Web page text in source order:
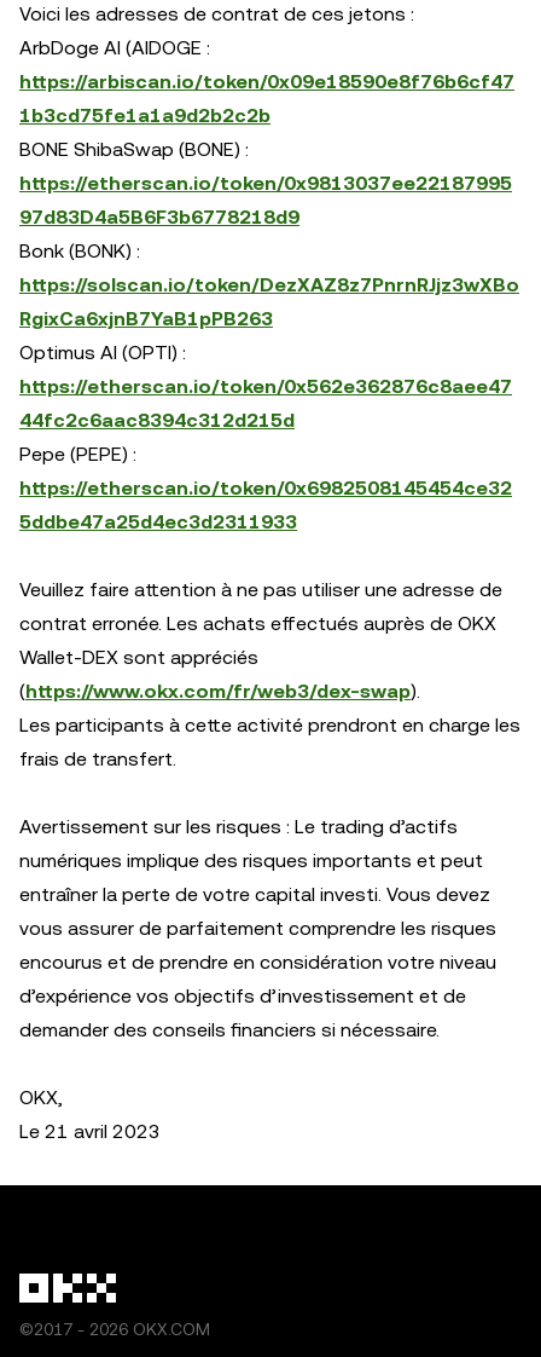
Voici les adresses de contrat de ces jetons :
ArbDoge AI (AIDOGE :
https://arbiscan.io/token/0x09e18590e8f76b6cf47
1b3cd75fe1a1a9d2b2c2b
BONE ShibaSwap (BONE) :
https://etherscan.io/token/0x9813037ee22187995
97d83D4a5B6F3b6778218d9
Bonk (BONK) :
https://solscan.io/token/DezXAZ8z7PnrnRJjz3wXBo
RgixCa6xjnB7YaB1pPB263
Optimus AI (OPTI) :
https://etherscan.io/token/0x562e362876c8aee47
44fc2c6aac8394c312d215d
Pepe (PEPE) :
https://etherscan.io/token/0x6982508145454ce32
5ddbe47a25d4ec3d2311933
Veuillez faire attention à ne pas utiliser une adresse de
contrat erronée. Les achats effectués auprès de OKX
Wallet-DEX sont appréciés
(https://www.okx.com/fr/web3/dex-swap).
Les participants à cette activité prendront en charge les
frais de transfert.
Avertissement sur les risques : Le trading d’actifs
numériques implique des risques importants et peut
entraîner la perte de votre capital investi. Vous devez
vous assurer de parfaitement comprendre les risques
encourus et de prendre en considération votre niveau
d’expérience vos objectifs d’investissement et de
demander des conseils financiers si nécessaire.
OKX,
Le 21 avril 2023
©2017 - 2026 OKX.COM